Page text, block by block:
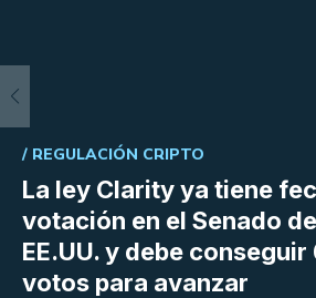
La ley Clarity ya tiene
votación en el Senado de
EE.UU. y debe conseguir
votos para avanzar
/ REGULACIÓN CRIPTO